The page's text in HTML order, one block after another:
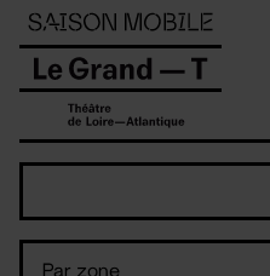
Panneau de gestion des cookies